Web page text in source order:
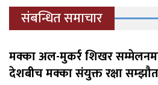
संबन्धित समाचार
मक्का अल-मुकर्र शिखर
देशबीच मक्का संयुक्त रक्षा